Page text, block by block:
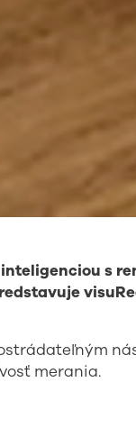
s
merania.